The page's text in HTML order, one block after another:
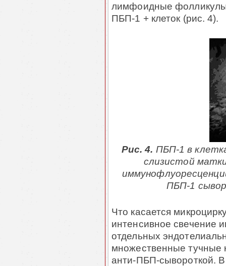
лимфоидные
ПБП-1 + клеток (рис. 4).
Рис. 4. ПБП-1 в
слизистой
ПБП-1
Что касается
интенсивное свечение
отдельных
множественные туч­ные
анти-ПБП-сывороткой. В